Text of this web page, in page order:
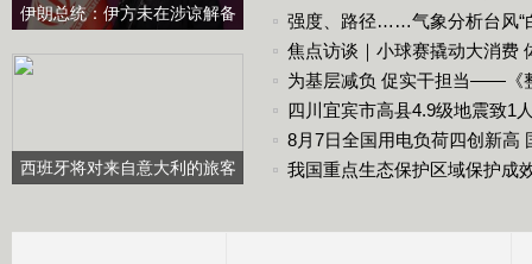
伊朗总统：伊方未在涉谅解备
西班牙将对来自意大利的旅客
强度、路径……气象分析台风“
焦点访谈｜小球赛撬动大消费
为基层减负 促实干担当——《
定》出台两周年观察
四川宜宾市高县4.9级地震致1
8月7日全国用电负荷四创新高
用电
我国重点生态保护区域保护成